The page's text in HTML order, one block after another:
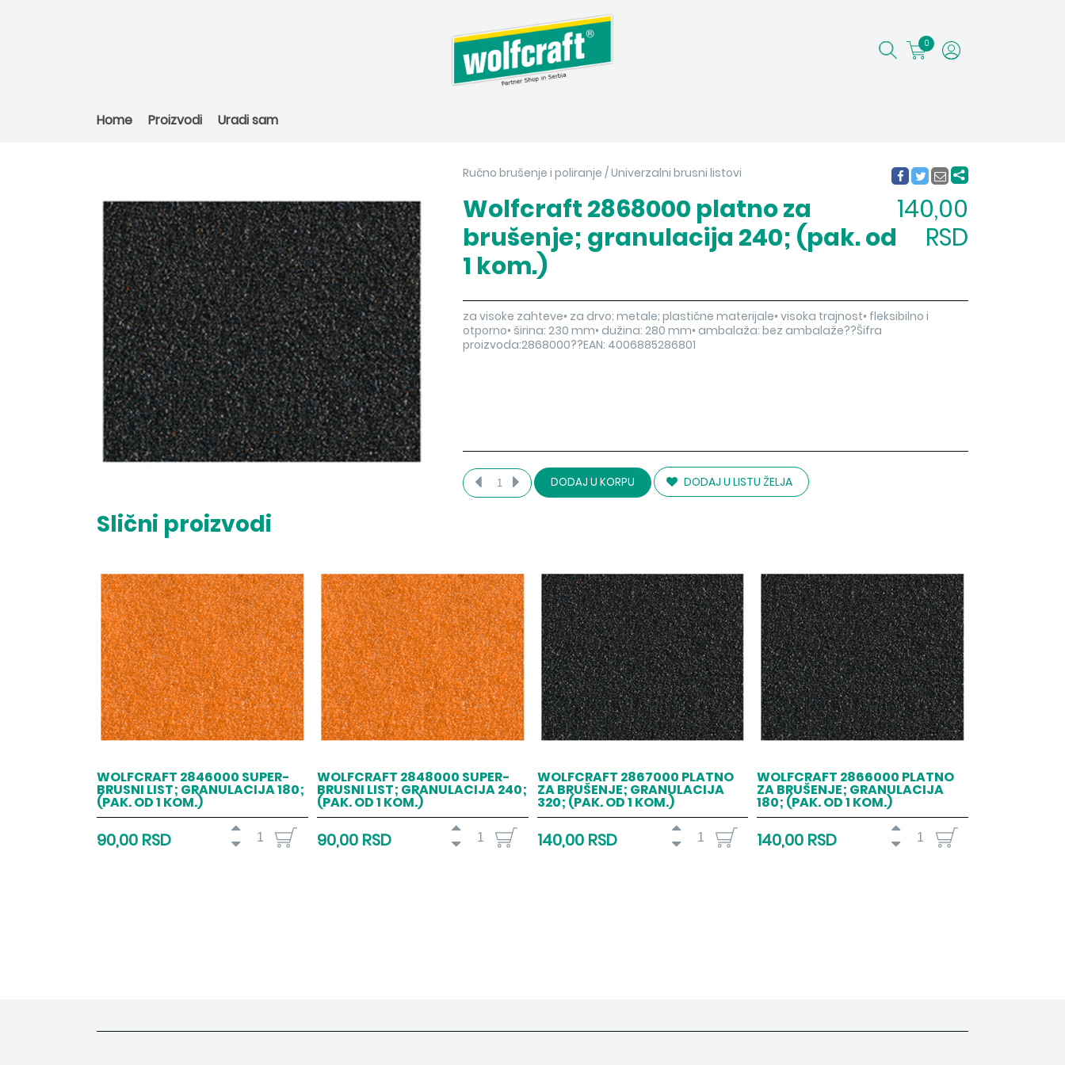
0
Home Proizvodi Uradi sam
Ručno brušenje i poliranje /Univerzalni brusni listovi
Wolfcraft 2868000 platno za
brušenje; granulacija 240; (pak. od
1 kom.)
140,00
RSD
za visoke zahteve• za drvo; metale; plastične materijale• visoka trajnost• fleksibilno i
otporno• širina: 230 mm• dužina: 280 mm• ambalaža: bez ambalaže??Šifra
proizvoda:2868000??EAN: 4006885286801
DODAJ U KORPU DODAJ U LISTU ŽELJA
Slični proizvodi
WOLFCRAFT 2846000 SUPER-
BRUSNI LIST; GRANULACIJA 180;
(PAK. OD 1 KOM.)
90,00 RSD
WOLFCRAFT 2848000 SUPER-
BRUSNI LIST; GRANULACIJA 240;
(PAK. OD 1 KOM.)
90,00 RSD
WOLFCRAFT 2867000 PLATNO
ZA BRUŠENJE; GRANULACIJA
320; (PAK. OD 1 KOM.)
140,00 RSD
WOLFCRAFT 2866000 PLATNO
ZA BRUŠENJE; GRANULACIJA
180; (PAK. OD 1 KOM.)
140,00 RSD